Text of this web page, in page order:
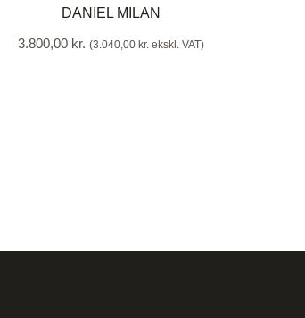
DANIEL MILAN
3.800,00 kr. (3.040,00 kr. ekskl. VAT)